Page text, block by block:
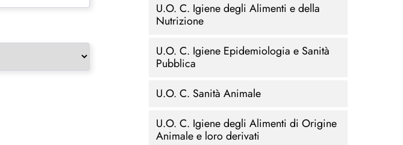
U.O. C. Igiene degli Alimenti e della
Nutrizione
U.O. C. Igiene Epidemiologia e Sanità
Pubblica
U.O. C. Sanità Animale
U.O. C. Igiene degli Alimenti di Origine
Animale e loro derivati